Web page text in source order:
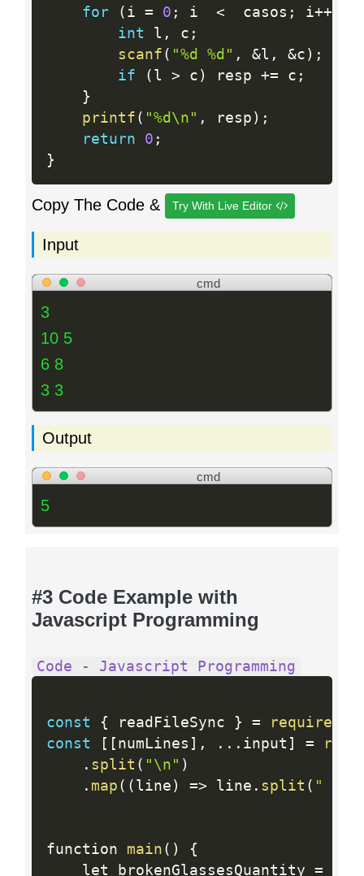
for
( i = 0 ; i <
  casos
; i++
int l , c ;
scanf ( "%d %d" , &l , &c ) ;
if
( l > c ) resp += c ;
}
printf ( "%d\n" , resp ) ;
return
0 ;
}
Copy The Code & Try With Live Editor
Input
cmd
3
10 5
6 8
3 3
Output
cmd
5
#3 Code Example with
Javascript Programming
Code - Javascript Programming
const { readFileSync } = require
const
[ [ numLines ] , . . . input ] =
. split ( "\n" )
. map ( ( line ) => line . split ( " "
function main ( )
{
	let brokenGlassesQuantity
=